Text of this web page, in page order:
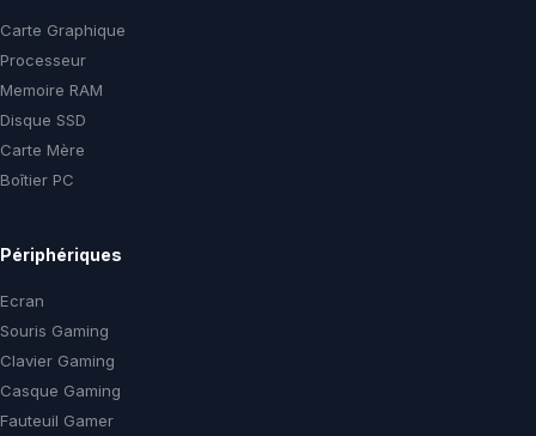
Carte Graphique
Processeur
Memoire RAM
Disque SSD
Carte Mère
Boîtier PC
Périphériques
Ecran
Souris Gaming
Clavier Gaming
Casque Gaming
Fauteuil Gamer